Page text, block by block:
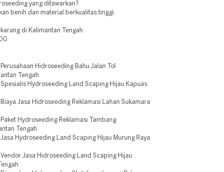
yang ditawarkan?
benih dan material berkualitas tinggi.
di Kalimantan Tengah.
Hidroseeding Bahu Jalan Tol
Tengah
Hydroseeding Land Scaping Hijau Kapuas
Jasa Hidroseeding Reklamasi Lahan Sukamara
Hydroseeding Reklamasi Tambang
Tengah
Hydroseeding Land Scaping Hijau Murung Raya
Jasa Hidroseeding Land Scaping Hijau